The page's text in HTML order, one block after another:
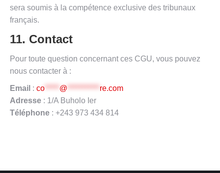
sera soumis à la compétence exclusive des tribunaux
français.
11. Contact
Pour toute question concernant ces CGU, vous pouvez
nous contacter à :
Email : co ***** @ *********** re.com
Adresse : 1/A Buholo Ier
Téléphone : +243 973 434 814